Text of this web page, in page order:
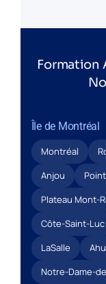
Formation
Île de Montréal
Montréal
Anjou
Plateau Mont-
Côte-Saint-Luc
LaSalle
Notre-Dame-